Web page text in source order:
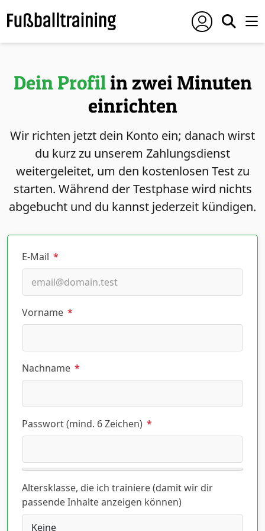
Dein Profilin zwei Minuten
einrichten
Wir richten jetzt dein Konto ein; danach wirst
du kurz zu unserem Zahlungsdienst
weitergeleitet, um den kostenlosen Test zu
starten. Während der Testphase wird nichts
abgebucht und du kannst jederzeit kündigen.
E-Mail *
Vorname *
Nachname *
Passwort (mind. 6 Zeichen) *
Altersklasse, die ich trainiere (damit wir dir
passende Inhalte anzeigen können)